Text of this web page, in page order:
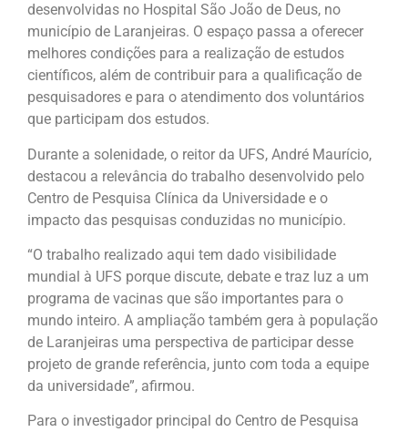
desenvolvidas no Hospital São João de Deus, no
município de Laranjeiras. O espaço passa a oferecer
melhores condições para a realização de estudos
científicos, além de contribuir para a qualificação de
pesquisadores e para o atendimento dos voluntários
que participam dos estudos.
Durante a solenidade, o reitor da UFS, André Maurício,
destacou a relevância do trabalho desenvolvido pelo
Centro de Pesquisa Clínica da Universidade e o
impacto das pesquisas conduzidas no município.
“O trabalho realizado aqui tem dado visibilidade
mundial à UFS porque discute, debate e traz luz a um
programa de vacinas que são importantes para o
mundo inteiro. A ampliação também gera à população
de Laranjeiras uma perspectiva de participar desse
projeto de grande referência, junto com toda a equipe
da universidade”, afirmou.
Para o investigador principal do Centro de Pesquisa